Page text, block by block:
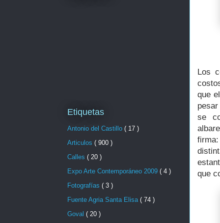
Los
que
se
que
Etiquetas
Antonio del Castillo ( 17 )
Articulos ( 900 )
Calles ( 20 )
Expo Arte Contemporáneo 2009 ( 4 )
Fotografías ( 3 )
Fuente Agria Santa Elisa ( 74 )
Goval ( 20 )